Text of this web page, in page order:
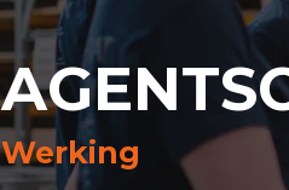
Werking